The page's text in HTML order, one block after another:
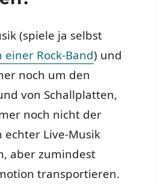
(spiele ja selbst
einer Rock-Band) und
noch um den
von Schallplatten,
noch nicht der
echter Live-Musik
aber zumindest
transportieren.